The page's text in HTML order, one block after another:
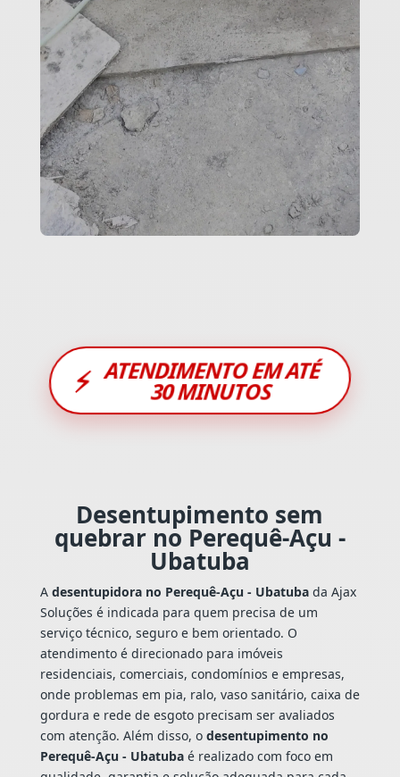
⚡ ATENDIMENTO EM ATÉ
30 MINUTOS
Desentupimento sem
quebrar no Perequê-Açu -
Ubatuba
A desentupidora no Perequê-Açu - Ubatubada Ajax
Soluções é indicada para quem precisa de um
serviço técnico, seguro e bem orientado. O
atendimento é direcionado para imóveis
residenciais, comerciais, condomínios e empresas,
onde problemas em pia, ralo, vaso sanitário, caixa de
gordura e rede de esgoto precisam ser avaliados
com atenção. Além disso, o desentupimento no
Perequê-Açu - Ubatubaé realizado com foco em